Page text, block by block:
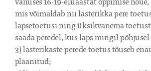
mis võimaldab nii lasterikka pere
lapsetoetusi ning üksikvanema toetust
saada peredel, kus laps mingil
3) lasterikaste perede toetus tõuseb
plaanitud;